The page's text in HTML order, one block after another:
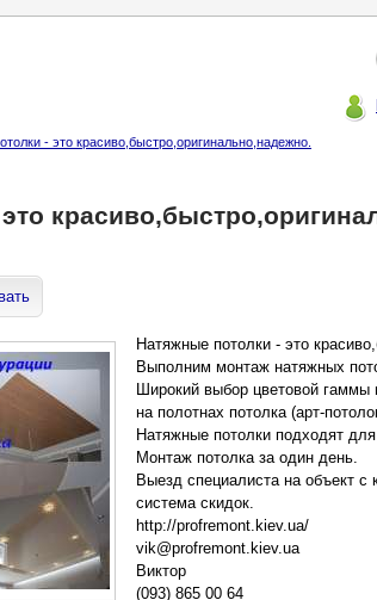
- это красиво,быстро,оригинально,надежно.
Натяжные потолки - это
Выполним монтаж натяжных
Широкий выбор цветовой гаммы
на полотнах потолка (арт-
Натяжные потолки подходят
Монтаж потолка за один день.
Выезд специалиста на объект с
система скидок.
http://profremont.kiev.ua/
vik@profremont.kiev.ua
Виктор
(093) 865 00 64